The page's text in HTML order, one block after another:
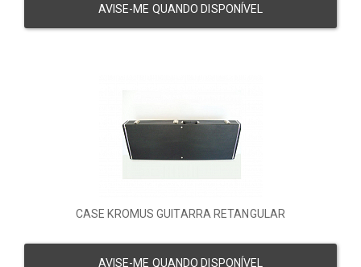
AVISE-ME QUANDO DISPONÍVEL
CASE KROMUS GUITARRA RETANGULAR
AVISE-ME QUANDO DISPONÍVEL